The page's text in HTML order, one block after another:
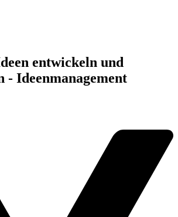
entwickeln und
Ideenmanagement